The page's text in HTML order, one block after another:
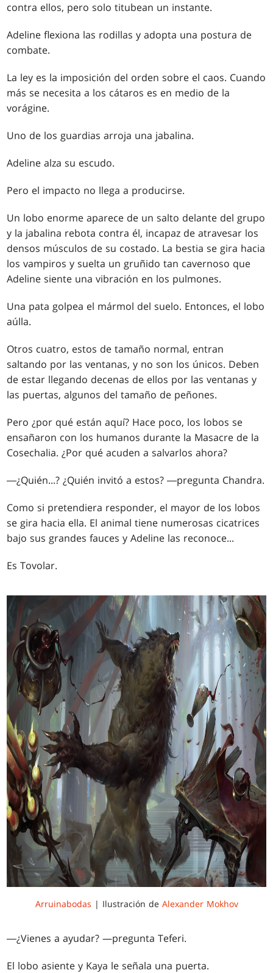
contra ellos, pero solo titubean un instante.
Adeline flexiona las rodillas y adopta una postura de
combate.
La ley es la imposición del orden sobre el caos. Cuando
más se necesita a los cátaros es en medio de la
vorágine.
Uno de los guardias arroja una jabalina.
Adeline alza su escudo.
Pero el impacto no llega a producirse.
Un lobo enorme aparece de un salto delante del grupo
y la jabalina rebota contra él, incapaz de atravesar los
densos músculos de su costado. La bestia se gira hacia
los vampiros y suelta un gruñido tan cavernoso que
Adeline siente una vibración en los pulmones.
Una pata golpea el mármol del suelo. Entonces, el lobo
aúlla.
Otros cuatro, estos de tamaño normal, entran
saltando por las ventanas, y no son los únicos. Deben
de estar llegando decenas de ellos por las ventanas y
las puertas, algunos del tamaño de peñones.
Pero ¿por qué están aquí? Hace poco, los lobos se
ensañaron con los humanos durante la Masacre de la
Cosechalia. ¿Por qué acuden a salvarlos ahora?
―¿Quién...? ¿Quién invitó a estos? ―pregunta Chandra.
Como si pretendiera responder, el mayor de los lobos
se gira hacia ella. El animal tiene numerosas cicatrices
bajo sus grandes fauces y Adeline las reconoce...
Es Tovolar.
Arruinabodas | Ilustración de Alexander Mokhov
―¿Vienes a ayudar? —pregunta Teferi.
El lobo asiente y Kaya le señala una puerta.